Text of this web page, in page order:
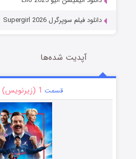
دانلود فیلم سوپرگرل Supergirl 2026
آپدیت شده‌ها
قسمت 1 (زیرنویس)